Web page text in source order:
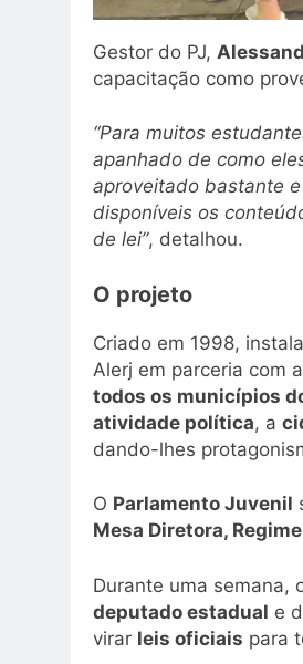
Gestor do PJ,
capacitação como
“Para muitos
apanhado de como
aproveitado bastante
disponíveis os
de lei”, detalhou.
O projeto
Criado em 1998,
Alerj em parceria com
todos os municípios
atividade política, a
dando-lhes
O Parlamento Juvenil
Mesa Diretora,
Durante uma semana,
deputado estadual e
virar leis oficiais para